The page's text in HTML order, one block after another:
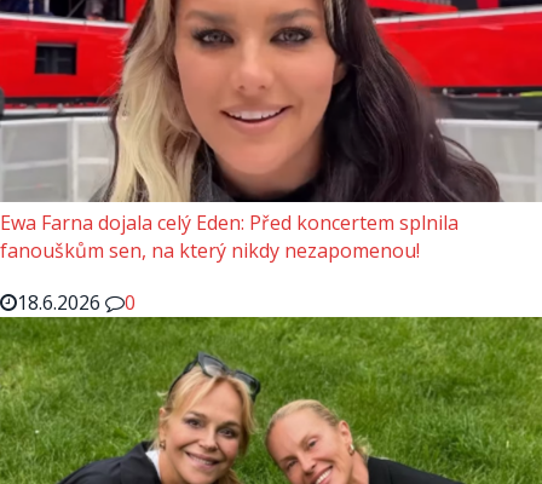
Ewa Farna dojala celý Eden: Před koncertem splnila
fanouškům sen, na který nikdy nezapomenou!
18.6.2026
0